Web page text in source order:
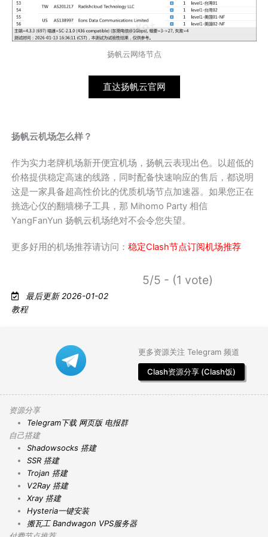
扬帆云网络节点
直达扬帆云官网
扬帆云机场怎么样？
作为实力老牌机场新开便宜机场，扬帆云表现出色。以超低的
价格提供稳定高速的线路，同时配备快速响应的售后，都说明
这是一家具备超高性价比的优质机场节点加速器。如果您正在
挑选心仪的翻墙梯子工具，那 Mihomo Party 相信
YangFanYun 扬帆云机场绝对不会令您失望。
更多好用的机场推荐请访问：稳定Clash节点订阅机场推荐
5/5 - (1 vote)
最后更新 2026-01-02
教程
更多资源关注 Telegram 频道
Clash资源分享 (Clash饭)
资源分享
Telegram下载 网页版 电报群
自己搭建
Shadowsocks 搭建
SSR 搭建
Trojan 搭建
V2Ray 搭建
Xray 搭建
Hysteria一键安装
搬瓦工 Bandwagon VPS服务器